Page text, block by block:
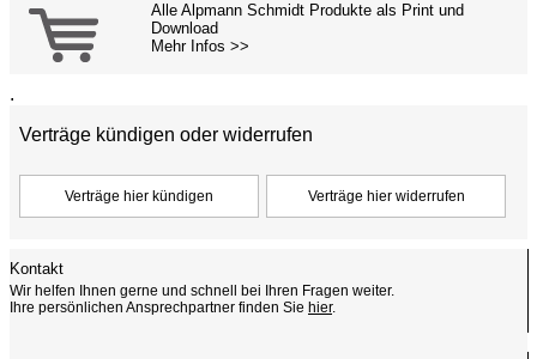
Alle Alpmann Schmidt Produkte als Print und
Download
Mehr Infos >>
.
Verträge kündigen oder widerrufen
Kontakt
Wir helfen Ihnen gerne und schnell bei Ihren Fragen weiter.
Ihre persönlichen Ansprechpartner finden Sie hier.